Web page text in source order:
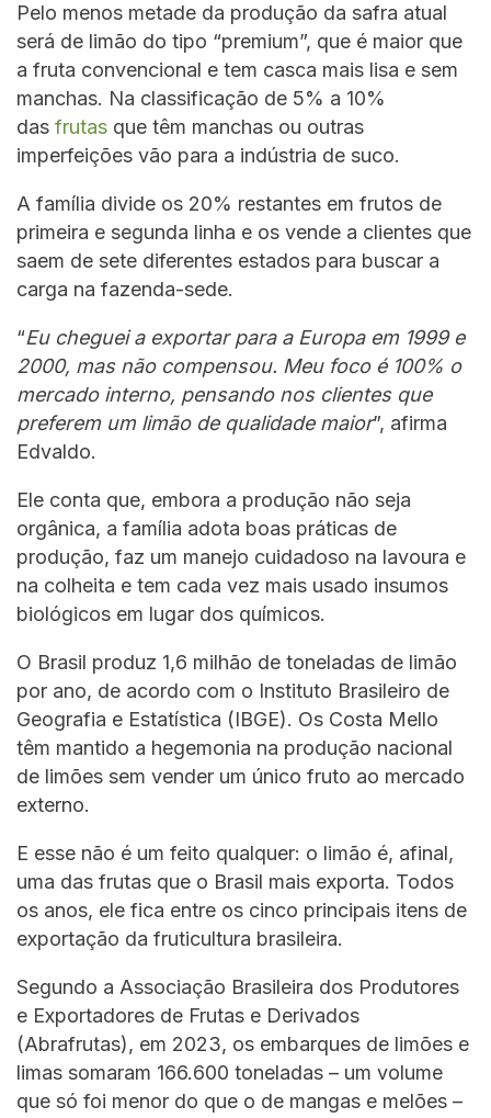
Pelo menos metade da produção da safra atual
será de limão do tipo “premium”, que é maior que
a fruta convencional e tem casca mais lisa e sem
manchas. Na classificação de 5% a 10%
das frutas que têm manchas ou outras
imperfeições vão para a indústria de suco.
A família divide os 20% restantes em frutos de
primeira e segunda linha e os vende a clientes que
saem de sete diferentes estados para buscar a
carga na fazenda-sede.
“Eu cheguei a exportar para a Europa em 1999 e
2000, mas não compensou. Meu foco é 100% o
mercado interno, pensando nos clientes que
preferem um limão de qualidade maior”, afirma
Edvaldo.
Ele conta que, embora a produção não seja
orgânica, a família adota boas práticas de
produção, faz um manejo cuidadoso na lavoura e
na colheita e tem cada vez mais usado insumos
biológicos em lugar dos químicos.
O Brasil produz 1,6 milhão de toneladas de limão
por ano, de acordo com o Instituto Brasileiro de
Geografia e Estatística (IBGE). Os Costa Mello
têm mantido a hegemonia na produção nacional
de limões sem vender um único fruto ao mercado
externo.
E esse não é um feito qualquer: o limão é, afinal,
uma das frutas que o Brasil mais exporta. Todos
os anos, ele fica entre os cinco principais itens de
exportação da fruticultura brasileira.
Segundo a Associação Brasileira dos Produtores
e Exportadores de Frutas e Derivados
(Abrafrutas), em 2023, os embarques de limões e
limas somaram 166.600 toneladas – um volume
que só foi menor do que o de mangas e melões –